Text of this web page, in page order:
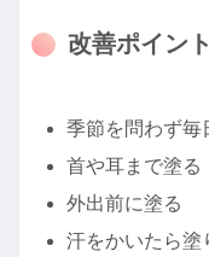
改善ポイント
季節を問わず毎
首や耳まで塗る
外出前に塗る
汗をかいたら塗